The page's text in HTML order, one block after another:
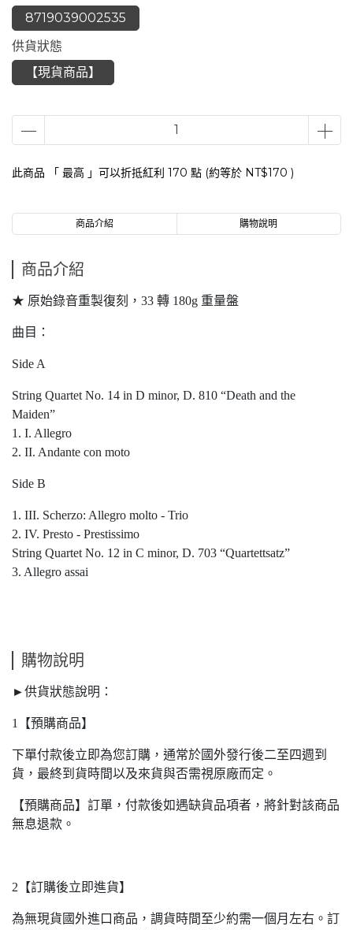
8719039002535
供貨狀態
【現貨商品】
此商品 「 最高 」可以折抵紅利 170 點 (約等於 NT$170 )
商品介紹 購物說明
商品介紹
★ 原始錄音重製復刻，33 轉 180g 重量盤
曲目：
Side A
String Quartet No. 14 in D minor, D. 810 “Death and the
Maiden”
1. I. Allegro
2. II. Andante con moto
Side B
1. III. Scherzo: Allegro molto - Trio
2. IV. Presto - Prestissimo
String Quartet No. 12 in C minor, D. 703 “Quartettsatz”
3. Allegro assai
購物說明
►供貨狀態說明：
1【預購商品】
下單付款後立即為您訂購，通常於國外發行後二至四週到
貨，最終到貨時間以及來貨與否需視原廠而定。
【預購商品】訂單，付款後如遇缺貨品項者，將針對該商品
無息退款。
2【訂購後立即進貨】
為無現貨國外進口商品，調貨時間至少約需一個月左右。訂